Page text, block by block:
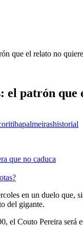
que el relato no
el patrón que
palmeirashistorial
que no caduca
en un duelo que,
del gigante.
el Couto Pereira será